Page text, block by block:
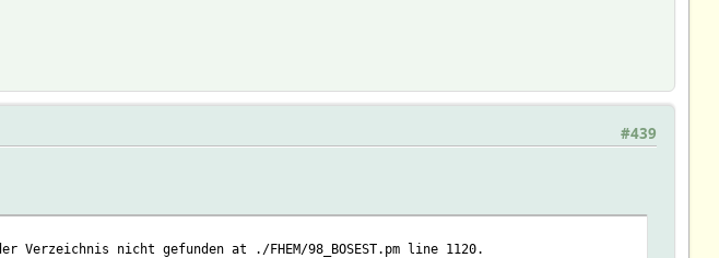
#439
Verzeichnis nicht gefunden at ./FHEM/98_BOSEST.pm line 1120.